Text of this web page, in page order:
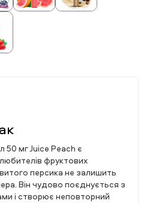
50 мг Juice Peach є
фруктових
персика не залишить
Він чудово поєднується з
і створює неповторний